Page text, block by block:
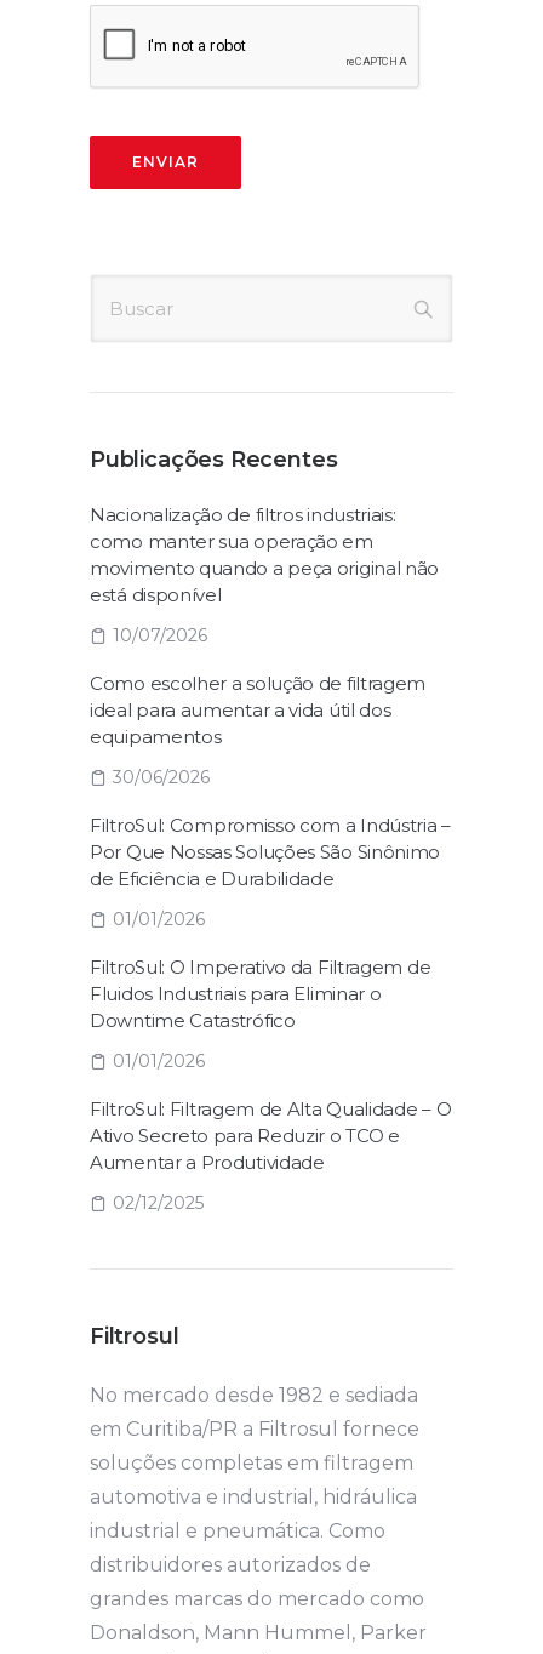
Publicações Recentes
Nacionalização de filtros industriais:
como manter sua operação em
movimento quando a peça original não
está disponível
10/07/2026
Como escolher a solução de filtragem
ideal para aumentar a vida útil dos
equipamentos
30/06/2026
FiltroSul: Compromisso com a Indústria –
Por Que Nossas Soluções São Sinônimo
de Eficiência e Durabilidade
01/01/2026
FiltroSul: O Imperativo da Filtragem de
Fluidos Industriais para Eliminar o
Downtime Catastrófico
01/01/2026
FiltroSul: Filtragem de Alta Qualidade – O
Ativo Secreto para Reduzir o TCO e
Aumentar a Produtividade
02/12/2025
Filtrosul
No mercado desde 1982 e sediada
em Curitiba/PR a Filtrosul fornece
soluções completas em filtragem
automotiva e industrial, hidráulica
industrial e pneumática. Como
distribuidores autorizados de
grandes marcas do mercado como
Donaldson, Mann Hummel, Parker